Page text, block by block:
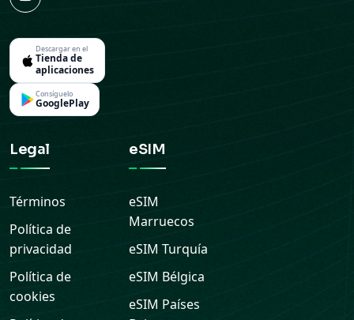
Descargar en el
Tienda de
aplicaciones
Consíguelo
GooglePlay
Legal
Términos
Política de
privacidad
Política de
cookies
eSIM
eSIM
Marruecos
eSIMTurquía
eSIM Bélgica
eSIM Países